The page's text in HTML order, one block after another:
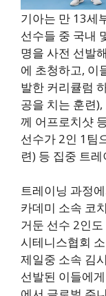
기아는 만 13세
선수들 중 국내
명을 사전 선발
에 초청하고, 이
발한 커리큘럼
공을 치는 훈련
께 어프로치샷
선수가 2인 1팀
련) 등 집중 트
트레이닝 과정
카데미 소속 코
거둔 선수 2인
시테니스협회
제일중 소속 김
선발된 이들에